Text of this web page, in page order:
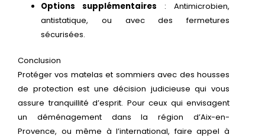
Options supplémentaires : Antimicrobien,
antistatique, ou avec des fermetures
sécurisées.
Conclusion
Protéger vos matelas et sommiers avec des housses
de protection est une décision judicieuse qui vous
assure tranquillité d’esprit. Pour ceux qui envisagent
un déménagement dans la région d’Aix-en-
Provence, ou même à l’international, faire appel à